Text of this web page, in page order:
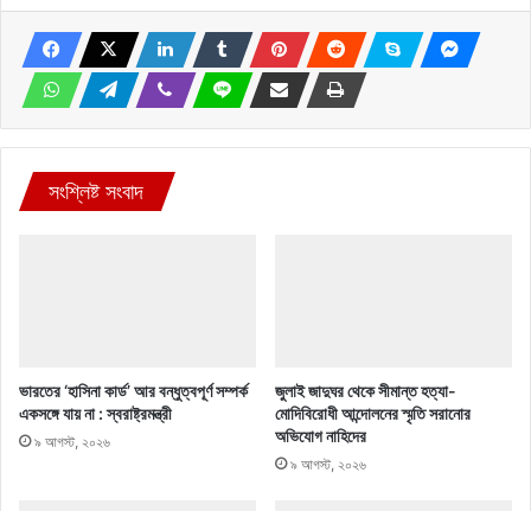
সংশ্লিষ্ট সংবাদ
ভারতের ‘হাসিনা কার্ড’ আর বন্ধুত্বপূর্ণ সম্পর্ক
একসঙ্গে যায় না : স্বরাষ্ট্রমন্ত্রী
৯ আগস্ট, ২০২৬
জুলাই জাদুঘর থেকে সীমান্ত হত্যা-
মোদিবিরোধী আন্দোলনের স্মৃতি সরানোর
অভিযোগ নাহিদের
৯ আগস্ট, ২০২৬